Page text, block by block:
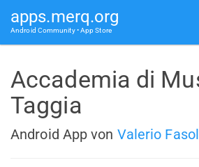
apps.merq.org
Android Community • App Store
Accademia di
Taggia
Android App von Valerio